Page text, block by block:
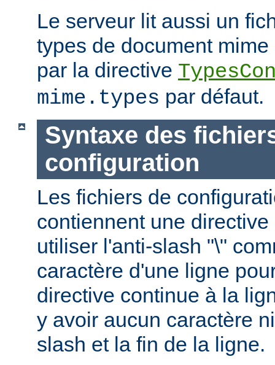
Le serveur lit aussi un
types de document
par la directive
mime.types par défaut.
Syntaxe des
configuration
Les fichiers de
contiennent une
utiliser l'anti-slash "\"
caractère d'une ligne
directive continue à la
y avoir aucun caractère
slash et la fin de la ligne.